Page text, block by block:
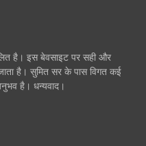
है। इस बेवसाइट पर सही और
है। सुमित सर के पास विगत कई
है। धन्यवाद।